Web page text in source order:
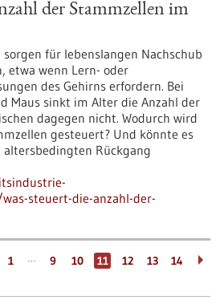
der Stammzellen im
für lebenslangen Nachschub
etwa wenn Lern- oder
des Gehirns erfordern. Bei
Maus sinkt im Alter die Anzahl der
dagegen nicht. Wodurch wird
gesteuert? Und könnte es
Rückgang
steuert-die-anzahl-der-
1 … 9 10 11 12 13 14